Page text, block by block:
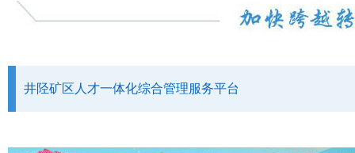
井陉矿区人才一体化综合管理服务平台